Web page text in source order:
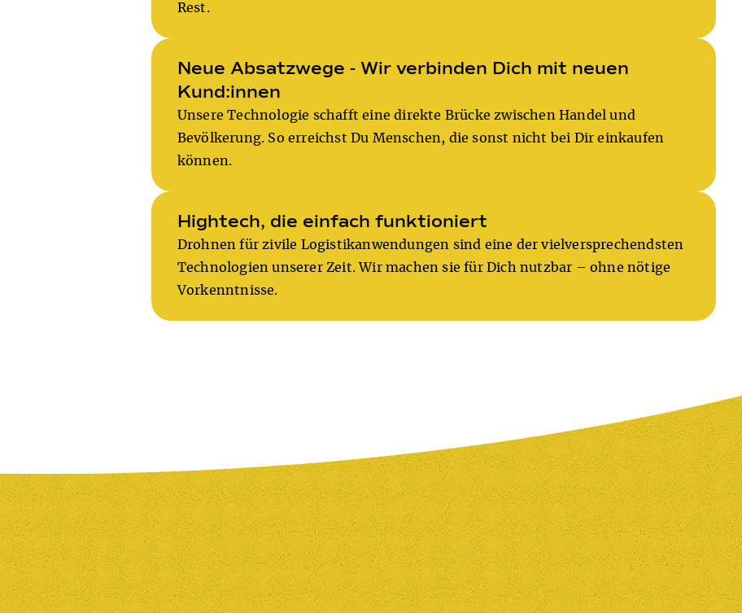
Rest.
Neue Absatzwege - Wir verbinden Dich mit neuen
Kund:innen
Unsere Technologie schafft eine direkte Brücke zwischen Handel und
Bevölkerung. So erreichst Du Menschen, die sonst nicht bei Dir einkaufen
können.
Hightech, die einfach funktioniert
Drohnen für zivile Logistikanwendungen sind eine der vielversprechendsten
Technologien unserer Zeit. Wir machen sie für Dich nutzbar – ohne nötige
Vorkenntnisse.